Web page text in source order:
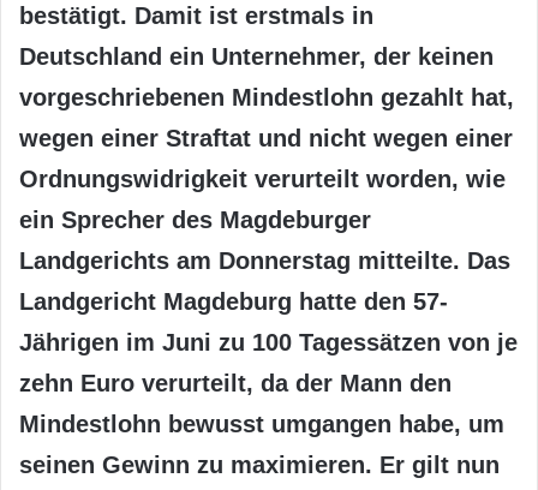
bestätigt. Damit ist erstmals in
Deutschland ein Unternehmer, der keinen
vorgeschriebenen Mindestlohn gezahlt hat,
wegen einer Straftat und nicht wegen einer
Ordnungswidrigkeit verurteilt worden, wie
ein Sprecher des Magdeburger
Landgerichts am Donnerstag mitteilte. Das
Landgericht Magdeburg hatte den 57-
Jährigen im Juni zu 100 Tagessätzen von je
zehn Euro verurteilt, da der Mann den
Mindestlohn bewusst umgangen habe, um
seinen Gewinn zu maximieren. Er gilt nun